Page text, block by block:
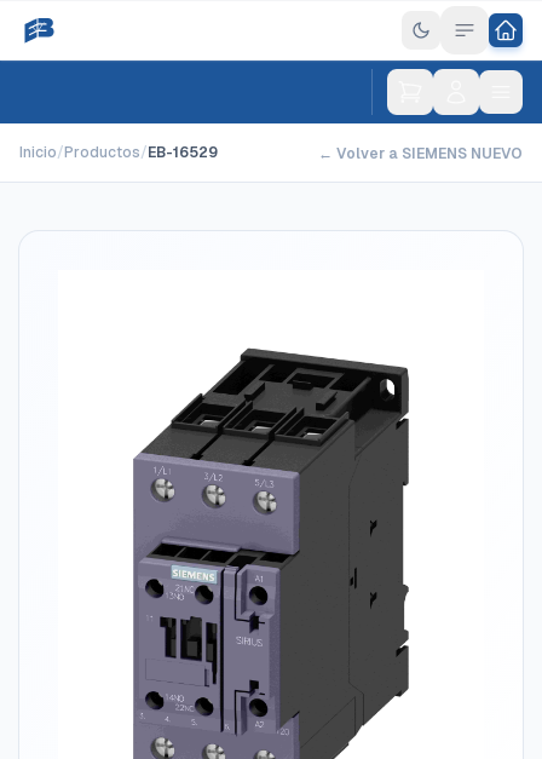
Inicio/Productos/EB-16529 ← Volver a SIEMENS NUEVO